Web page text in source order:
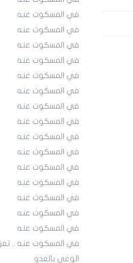
في المسكوت عنه
في المسكوت عنه
في المسكوت عنه
في المسكوت عنه
في المسكوت عنه
في المسكوت عنه
في المسكوت عنه
في المسكوت عنه
في المسكوت عنه
في المسكوت عنه
في المسكوت عنه
في المسكوت عنه
في المسكوت عنه
في المسكوت عنه
في المسكوت عنه
في المسكوت عنه ..
الوعي بالعدو